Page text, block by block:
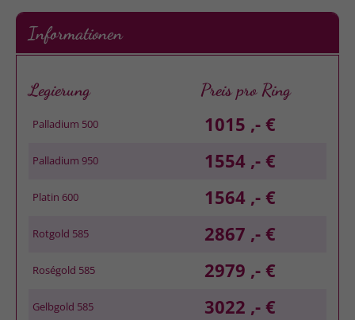
Informationen
Legierung Preis pro Ring
Palladium 500 1015 ,- €
Palladium 950 1554 ,- €
Platin 600 1564 ,- €
Rotgold 585 2867 ,- €
Roségold 585 2979 ,- €
Gelbgold 585 3022 ,- €